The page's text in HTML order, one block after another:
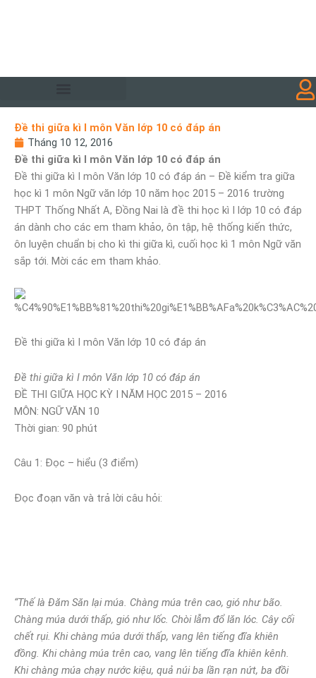
Đề thi giữa kì I môn Văn lớp 10 có đáp án
Tháng 10 12, 2016
Đề thi giữa kì I môn Văn lớp 10 có đáp án
Đề thi giữa kì I môn Văn lớp 10 có đáp án – Đề kiểm tra giữa
học kì 1 môn Ngữ văn lớp 10 năm học 2015 – 2016 trường
THPT Thống Nhất A, Đồng Nai là đề thi học kì I lớp 10 có đáp
án dành cho các em tham khảo, ôn tập, hệ thống kiến thức,
ôn luyện chuẩn bị cho kì thi giữa kì, cuối học kì 1 môn Ngữ văn
sắp tới. Mời các em tham khảo.
Đề thi giữa kì I môn Văn lớp 10 có đáp án
Đề thi giữa kì I môn Văn lớp 10 có đáp án
ĐỀ THI GIỮA HỌC KỲ I NĂM HỌC 2015 – 2016
MÔN: NGỮ VĂN 10
Thời gian: 90 phút
Câu 1: Đọc – hiểu (3 điểm)
Đọc đoạn văn và trả lời câu hỏi:
“Thế là Đăm Săn lại múa. Chàng múa trên cao, gió như bão.
Chàng múa dưới thấp, gió như lốc. Chòi lẫm đổ lăn lóc. Cây cối
chết rụi. Khi chàng múa dưới thấp, vang lên tiếng đĩa khiên
đồng. Khi chàng múa trên cao, vang lên tiếng đĩa khiên kênh.
Khi chàng múa chạy nước kiệu, quả núi ba lần rạn nứt, ba đồi